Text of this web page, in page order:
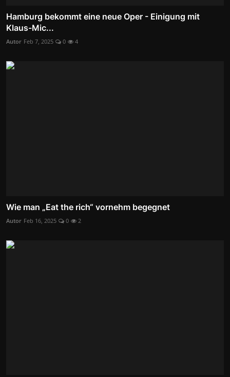
Hamburg bekommt eine neue Oper - Einigung mit
Klaus-Mic...
Autor Feb 7, 2025 0 4
Wie man „Eat the rich“ vornehm begegnet
Autor Feb 16, 2025 0 2